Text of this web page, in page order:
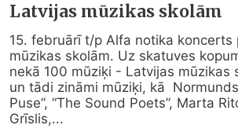
Latvijas mūzikas skolām
15. februārī t/p Alfa notika koncerts
mūzikas skolām. Uz skatuves
nekā 100 mūziķi - Latvijas mūzikas
un tādi zināmi mūziķi, kā
Puse”, “The Sound Poets”, Marta
Grīslis,...